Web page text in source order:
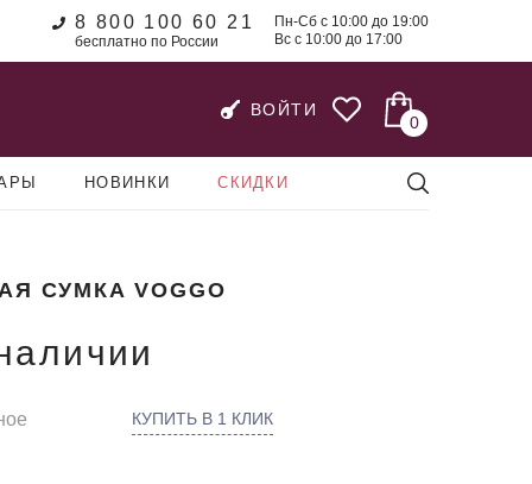
8 800 100 60 21
бесплатно по России
Пн-Сб с 10:00 до 19:00
Вс с 10:00 до 17:00
ВОЙТИ
0
НОВИНКИ СКИДКИ
СУМКА VOGGO
КУПИТЬ В 1 КЛИК